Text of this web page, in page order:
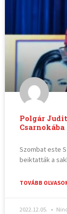
Polgár
Csarnokába
Szombat este
beiktatták a
TOVÁBB
2022.12.05.